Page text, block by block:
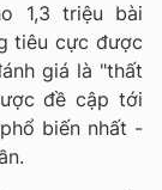
1,3 triệu bài
tiêu cực được
giá là "thất
đề cập tới
biến nhất -